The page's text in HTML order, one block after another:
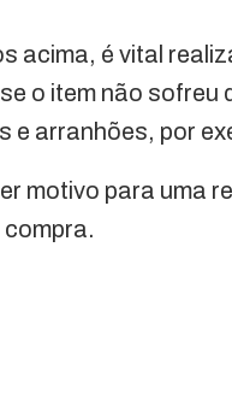
acima, é vital
o item não sofreu
e arranhões, por
motivo para uma